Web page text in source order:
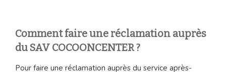
Comment faire une réclamation auprès
du SAV COCOONCENTER ?
Pour faire une réclamation auprès du service après-